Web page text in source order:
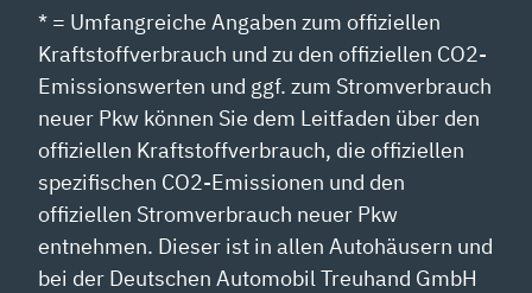
* = Umfangreiche Angaben zum offiziellen
Kraftstoffverbrauch und zu den offiziellen CO2-
Emissionswerten und ggf. zum Stromverbrauch
neuer Pkw können Sie dem Leitfaden über den
offiziellen Kraftstoffverbrauch, die offiziellen
spezifischen CO2-Emissionen und den
offiziellen Stromverbrauch neuer Pkw
entnehmen. Dieser ist in allen Autohäusern und
bei der Deutschen Automobil Treuhand GmbH